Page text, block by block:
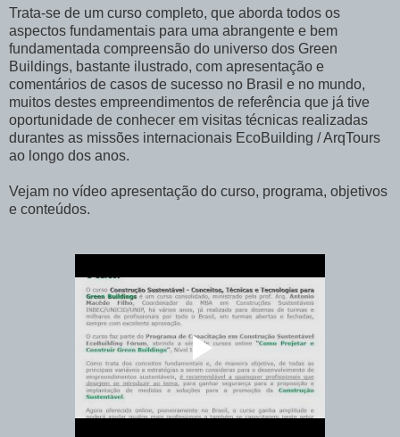
Trata-se de um curso completo, que aborda todos os
aspectos fundamentais para uma abrangente e bem
fundamentada compreensão do universo dos Green
Buildings, bastante ilustrado, com apresentação e
comentários de casos de sucesso no Brasil e no mundo,
muitos destes empreendimentos de referência que já tive
oportunidade de conhecer em visitas técnicas realizadas
durantes as missões internacionais EcoBuilding / ArqTours
ao longo dos anos.
Vejam no vídeo apresentação do curso, programa, objetivos
e conteúdos.